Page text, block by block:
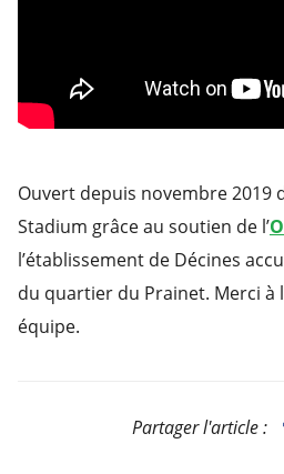
Ouvert depuis novembre 2019
Stadium grâce au soutien de l’
l’établissement de Décines
du quartier du Prainet. Merci à
équipe.
Partager l'article :